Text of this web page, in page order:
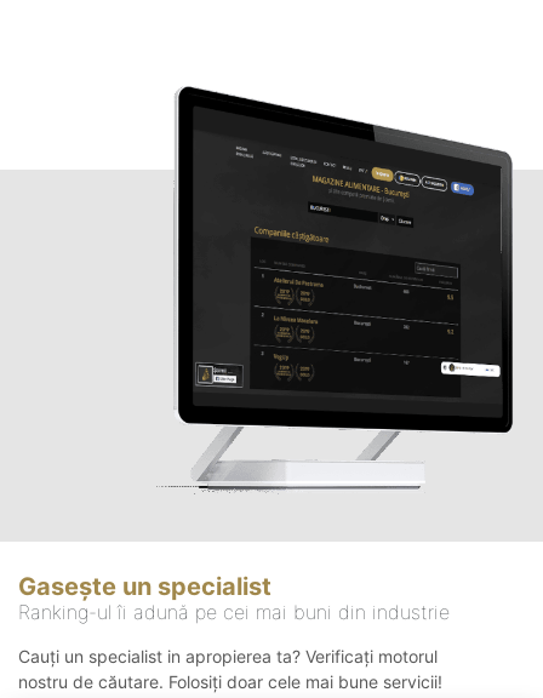
Gasește un specialist
Ranking-ul îi adună pe cei mai buni din industrie
Cauți un specialist in apropierea ta? Verificați motorul
nostru de căutare. Folosiți doar cele mai bune servicii!